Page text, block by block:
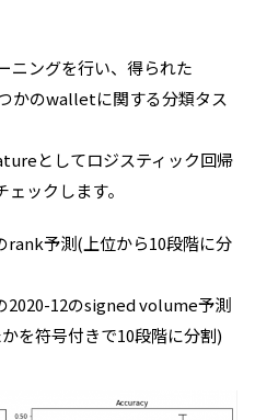
ニングを行い、得られた
かのwalletに関する分類タス
としてロジスティック回帰
ックします。
予測(上位から10段階に分
2020-12のsigned volume予測
を符号付きで10段階に分割)